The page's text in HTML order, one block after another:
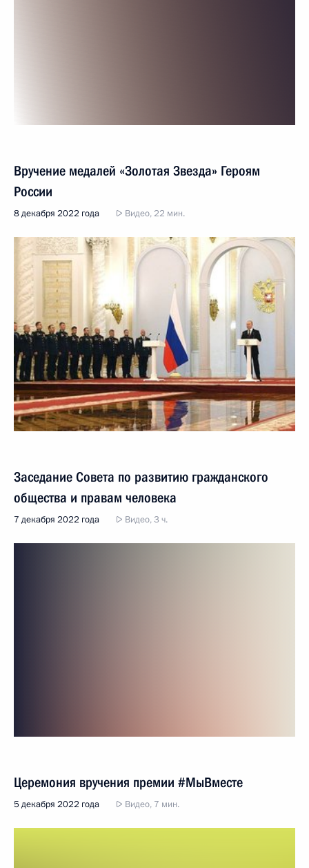
Вручение медалей «Золотая Звезда» Героям
России
8 декабря 2022 года Видео, 22 мин.
Заседание Совета по развитию гражданского
общества и правам человека
7 декабря 2022 года Видео, 3 ч.
Церемония вручения премии #МыВместе
5 декабря 2022 года Видео, 7 мин.